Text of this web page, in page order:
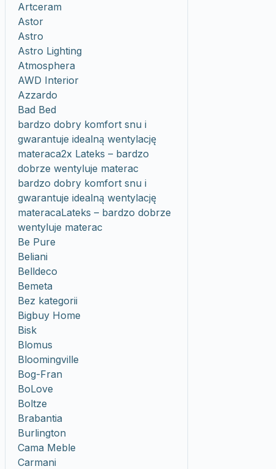
Artceram
Astor
Astro
Astro Lighting
Atmosphera
AWD Interior
Azzardo
Bad Bed
bardzo dobry komfort snu i
gwarantuje idealną wentylację
materaca2x Lateks – bardzo
dobrze wentyluje materac
bardzo dobry komfort snu i
gwarantuje idealną wentylację
materacaLateks – bardzo dobrze
wentyluje materac
Be Pure
Beliani
Belldeco
Bemeta
Bez kategorii
Bigbuy Home
Bisk
Blomus
Bloomingville
Bog-Fran
BoLove
Boltze
Brabantia
Burlington
Cama Meble
Carmani